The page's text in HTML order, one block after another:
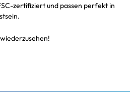
zertifiziert und passen perfekt in